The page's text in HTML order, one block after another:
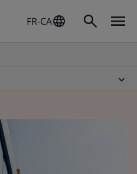
FR-CA